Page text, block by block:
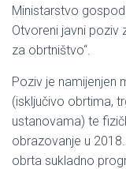
Ministarstvo
Otvoreni javni poziv
za obrtništvo“.
Poziv je namijenjen
(isključivo obrtima,
ustanovama) te
obrazovanje u
obrta sukladno